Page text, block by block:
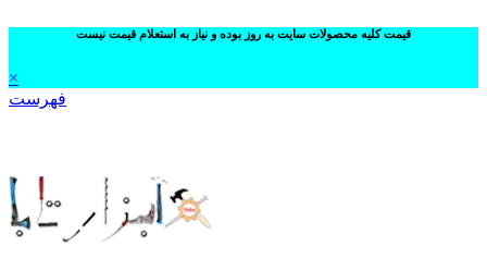
قیمت کلیه محصولات سایت به روز بوده و نیاز به استعلام قیمت نیست
×
فهرست